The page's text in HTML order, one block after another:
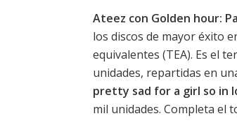
Ateez con Golden hour:
los discos de mayor éxito
equivalentes (TEA). Es el
unidades, repartidas en
pretty sad for a girl so in
mil unidades. Completa el